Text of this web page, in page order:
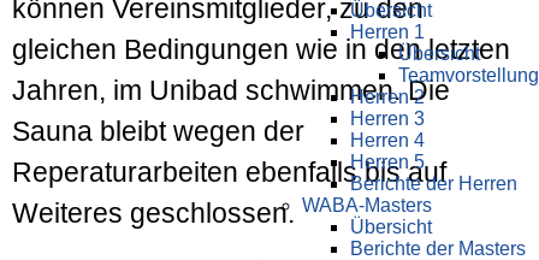
Übersicht
Herren 1
Übersicht
Teamvorstellung
Herren 2
Herren 3
Herren 4
Herren 5
Berichte der Herren
WABA-Masters
Übersicht
Berichte der Masters
können Vereinsmitglieder, zu den
gleichen Bedingungen wie in den letzten
Jahren, im Unibad schwimmen. Die
Sauna bleibt wegen der
Reperaturarbeiten ebenfalls bis auf
Weiteres geschlossen.